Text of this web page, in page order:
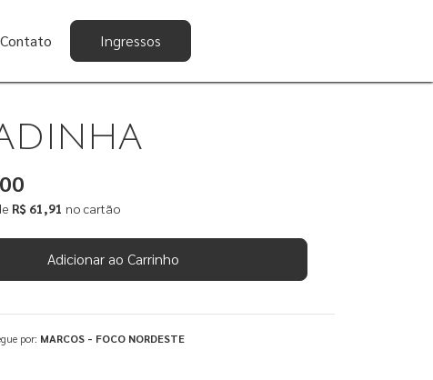
Contato Ingressos
R$ 61,91 no cartão
Adicionar ao Carrinho
por: MARCOS - FOCO NORDESTE